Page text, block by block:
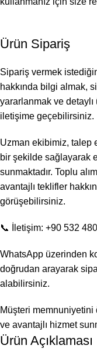
Ürün Sipariş
Sipariş vermek
hakkında bilgi almak,
yararlanmak ve
iletişime geçebilirsiniz.
Uzman ekibimiz, talep
bir şekilde sağlayarak
sunmaktadır. Toplu
avantajlı teklifler
görüşebilirsiniz.
📞 İletişim: +90 532
WhatsApp üzerinden
doğrudan arayarak
alabilirsiniz.
Müşteri memnuniyetini
ve avantajlı hizmet
Ürün Açıklaması